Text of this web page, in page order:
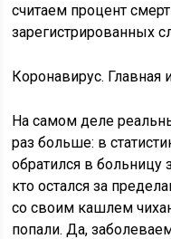
считаем процент
зарегистрированных
Коронавирус.
На самом деле
раз больше: в
обратился в
кто остался за
со своим кашлем
попали. Да,